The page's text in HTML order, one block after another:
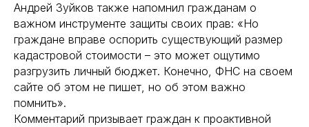
Андрей Зуйков также напомнил гражданам о
важном инструменте защиты своих прав: «Но
граждане вправе оспорить существующий размер
кадастровой стоимости – это может ощутимо
разгрузить личный бюджет. Конечно, ФНС на своем
сайте об этом не пишет, но об этом важно
помнить».
Комментарий призывает граждан к проактивной